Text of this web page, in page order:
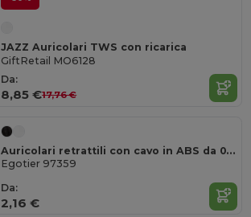
JAZZ Auricolari TWS con ricarica
GiftRetail MO6128
Da:
8,85 €17,76 €
Auricolari retrattili con cavo in ABS da 0.75 m
Egotier 97359
Da:
2,16 €